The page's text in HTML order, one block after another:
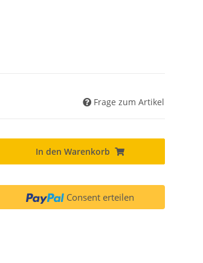
Frage zum Artikel
In den Warenkorb
Consent erteilen